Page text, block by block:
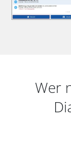
Wer